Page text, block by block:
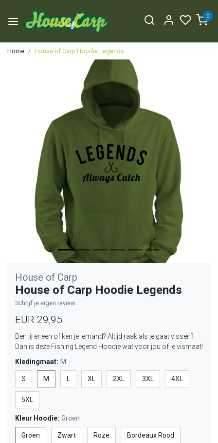
0
Home House of Carp Hoodie Legends
Vorige
House of Carp
House of Carp Hoodie Legends
Schrijf je eigen review
EUR 29,95
Ben jij er een of ken je iemand? Altijd raak als je gaat vissen?
Dan is deze Fishing Legend Hoodie wat voor jou of je vismaat!
Kledingmaat: M
S M L XL 2XL 3XL 4XL
5XL
Kleur Hoodie: Groen
Groen Zwart Roze Bordeaux Rood